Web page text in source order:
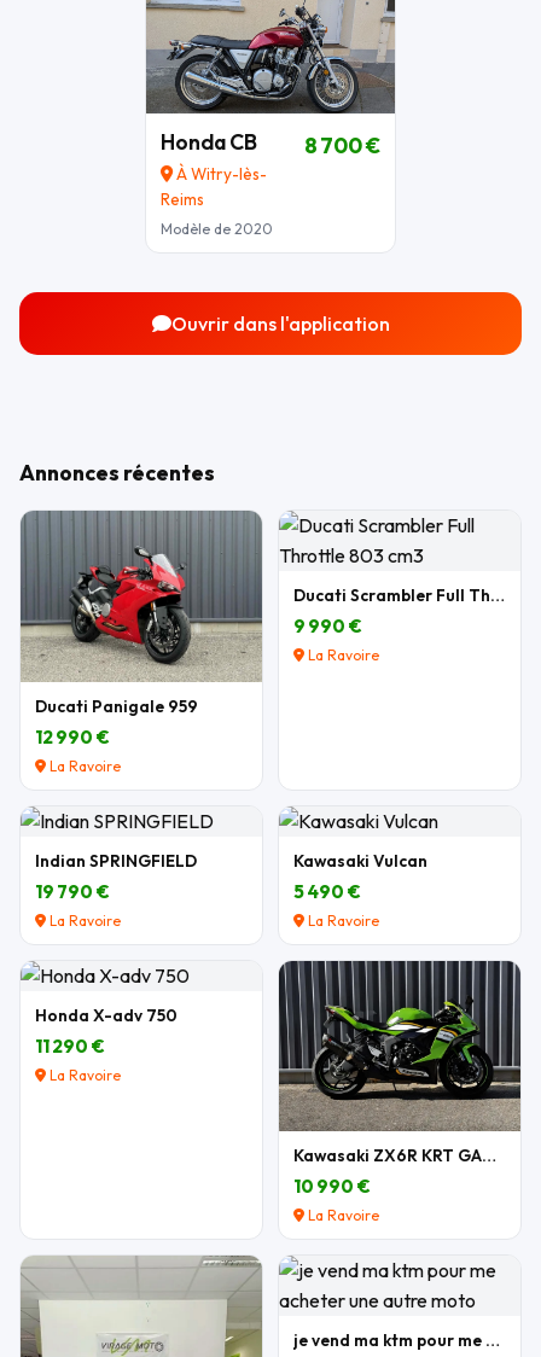
Honda CB
À Witry-lès-
Reims
Modèle de 2020
8 700 €
Ouvrir dans l'application
Annonces récentes
Ducati Panigale 959
12 990 €
La Ravoire
Ducati Scrambler Full Throttle 803 cm3
9 990 €
La Ravoire
Indian SPRINGFIELD
19 790 €
La Ravoire
Kawasaki Vulcan
5 490 €
La Ravoire
Honda X-adv 750
11 290 €
La Ravoire
Kawasaki ZX6R KRT GARANTIE
10 990 €
La Ravoire
je vend ma ktm pour me acheter une autre moto